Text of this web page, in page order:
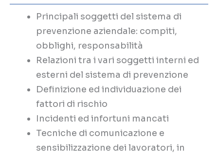
Principali soggetti del sistema di
prevenzione aziendale: compiti,
obblighi, responsabilità
Relazioni tra i vari soggetti interni ed
esterni del sistema di prevenzione
Definizione ed individuazione dei
fattori di rischio
Incidenti ed infortuni mancati
Tecniche di comunicazione e
sensibilizzazione dei lavoratori, in